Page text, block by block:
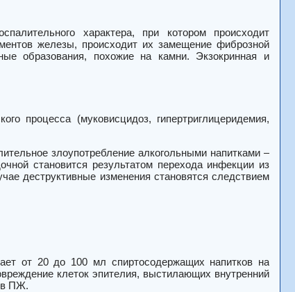
характера, при котором происходит
железы, происходит их замещение фиброзной
образования, похожие на камни. Экзокринная и
процесса (муковисцидоз, гипертриглицеридемия,
злоупотребление алкогольными напитками –
становится результатом перехода инфекции из
деструктивные изменения становятся следствием
от 20 до 100 мл спиртосодержащих напитков на
клеток эпителия, выстилающих внутренний
ПЖ.